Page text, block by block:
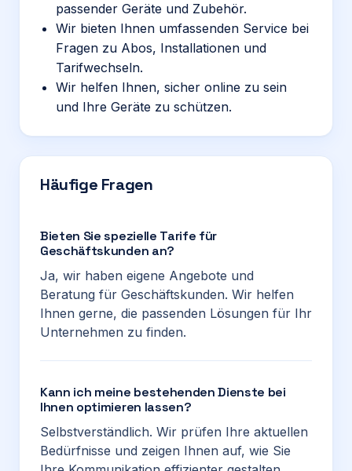
passender Geräte und Zubehör.
Wir bieten Ihnen umfassenden Service bei
Fragen zu Abos, Installationen und
Tarifwechseln.
Wir helfen Ihnen, sicher online zu sein
und Ihre Geräte zu schützen.
Häufige Fragen
Bieten Sie spezielle Tarife für
Geschäftskunden an?
Ja, wir haben eigene Angebote und
Beratung für Geschäftskunden. Wir helfen
Ihnen gerne, die passenden Lösungen für Ihr
Unternehmen zu finden.
Kann ich meine bestehenden Dienste bei
Ihnen optimieren lassen?
Selbstverständlich. Wir prüfen Ihre aktuellen
Bedürfnisse und zeigen Ihnen auf, wie Sie